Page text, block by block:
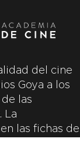
del cine
Goya a los
las
La
las fichas de